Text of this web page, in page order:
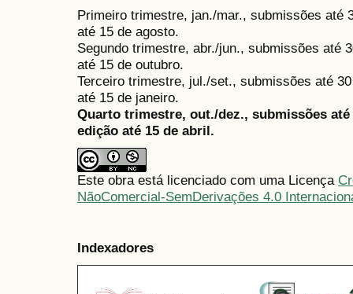
Primeiro trimestre, jan./mar., submissões até
até 15 de agosto.
Segundo trimestre, abr./jun., submissões até
até 15 de outubro.
Terceiro trimestre, jul./set., submissões até
até 15 de janeiro.
Quarto trimestre, out./dez., submissões
edição até 15 de abril.
Este obra está licenciado com uma Licença
NãoComercial-SemDerivações 4.0
Indexadores